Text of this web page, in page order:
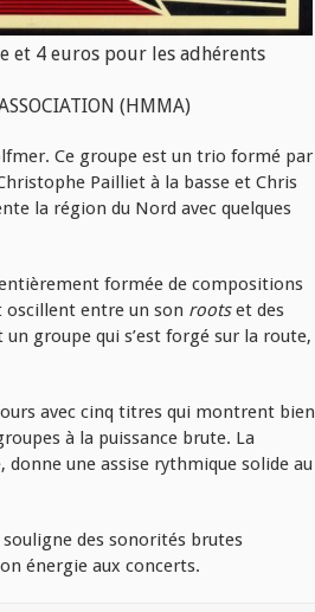
et 4 euros pour les adhérents
(HMMA)
Ce groupe est un trio formé par
Pailliet à la basse et Chris
la région du Nord avec quelques
formée de compositions
oscillent entre un son rootset des
un groupe qui s’est forgé sur la route,
avec cinq titres qui montrent bien
à la puissance brute. La
une assise rythmique solide au
des sonorités brutes
énergie aux concerts.